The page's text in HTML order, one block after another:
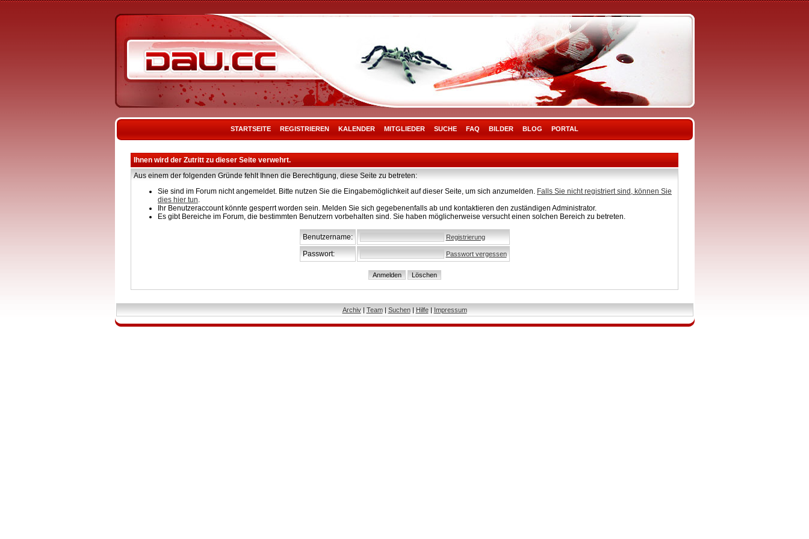
STARTSEITE REGISTRIEREN KALENDER MITGLIEDER SUCHE FAQ BILDER BLOG PORTAL
Ihnen wird der Zutritt zu dieser Seite verwehrt.
Aus einem der folgenden Gründe fehlt Ihnen die Berechtigung, diese Seite zu betreten:
Sie sind im Forum nicht angemeldet. Bitte nutzen Sie die Eingabemöglichkeit auf dieser Seite, um sich anzumelden. Falls Sie nicht registriert sind, können Sie
dies hier tun.
Ihr Benutzeraccount könnte gesperrt worden sein. Melden Sie sich gegebenenfalls ab und kontaktieren den zuständigen Administrator.
Es gibt Bereiche im Forum, die bestimmten Benutzern vorbehalten sind. Sie haben möglicherweise versucht einen solchen Bereich zu betreten.
Benutzername: Registrierung
Passwort: Passwort vergessen
Archiv| Team| Suchen| Hilfe| Impressum